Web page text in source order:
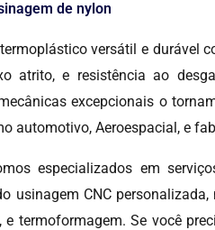
de nylon
versátil e durável
atrito, e resistência ao
excepcionais o
automotivo, Aeroespacial, e
especializados em
usinagem CNC
e termoformagem. Se você